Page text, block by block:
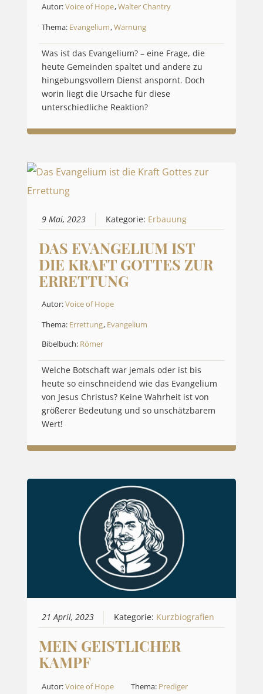
Autor:Voice of Hope,Walter Chantry
Thema: Evangelium,Warnung
Was ist das Evangelium? – eine Frage, die
heute Gemeinden spaltet und andere zu
hingebungsvollem Dienst anspornt. Doch
worin liegt die Ursache für diese
unterschiedliche Reaktion?
9 Mai, 2023 Kategorie: Erbauung
DAS EVANGELIUM IST
DIE KRAFT GOTTES ZUR
ERRETTUNG
Autor:Voice of Hope
Thema: Errettung, Evangelium
Bibelbuch: Römer
Welche Botschaft war jemals oder ist bis
heute so einschneidend wie das Evangelium
von Jesus Christus? Keine Wahrheit ist von
größerer Bedeutung und so unschätzbarem
Wert!
21 April, 2023 Kategorie: Kurzbiografien
MEIN GEISTLICHER
KAMPF
Autor:Voice of Hope Thema: Prediger